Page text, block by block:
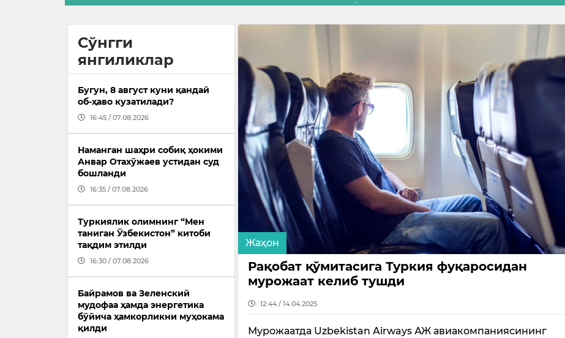
Сўнгги
янгиликлар
Бугун, 8 август куни қандай
об-ҳаво кузатилади?
16:45 / 07.08.2026
Наманган шаҳри собиқ ҳокими
Анвар Отахўжаев устидан суд
бошланди
16:35 / 07.08.2026
Туркиялик олимнинг “Мен
таниган Ўзбекистон” китоби
тақдим этилди
16:30 / 07.08.2026
Байрамов ва Зеленский
мудофаа ҳамда энергетика
бўйича ҳамкорликни муҳокама
қилди
Жаҳон
Рақобат қўмитасига Туркия фуқаросидан
мурожаат келиб тушди
12:44 / 14.04.2025
Мурожаатда Uzbekistan Airways АЖ авиакомпаниясининг